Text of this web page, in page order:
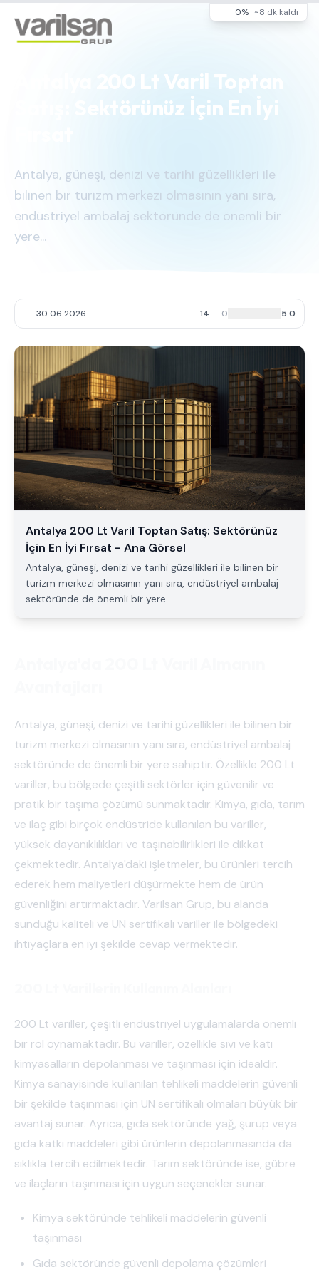
0% ~8 dk kaldı
Antalya 200 Lt Varil Toptan
Satış: Sektörünüz İçin En İyi
Antalya, güneşi, denizi ve tarihi güzellikleri ile
bilinen bir turizm merkezi olmasının yanı sıra,
endüstriyel ambalaj sektöründe de önemli bir
yere...
30.06.2026 14 0 5.0
Antalya 200 Lt Varil Toptan Satış: Sektörünüz
İçin En İyi Fırsat - Ana Görsel
Antalya, güneşi, denizi ve tarihi güzellikleri ile bilinen bir
turizm merkezi olmasının yanı sıra, endüstriyel ambalaj
sektöründe de önemli bir yere...
Antalya, güneşi, denizi ve tarihi güzellikleri ile bilinen bir
turizm merkezi olmasının yanı sıra, endüstriyel ambalaj
sektöründe de önemli bir yere sahiptir. Özellikle 200 Lt
variller, bu bölgede çeşitli sektörler için güvenilir ve
pratik bir taşıma çözümü sunmaktadır. Kimya, gıda, tarım
ve ilaç gibi birçok endüstride kullanılan bu variller,
yüksek dayanıklılıkları ve taşınabilirlikleri ile dikkat
çekmektedir. Antalya'daki işletmeler, bu ürünleri tercih
ederek hem maliyetleri düşürmekte hem de ürün
güvenliğini artırmaktadır. Varilsan Grup, bu alanda
sunduğu kaliteli ve UN sertifikalı variller ile bölgedeki
ihtiyaçlara en iyi şekilde cevap vermektedir.
200 Lt variller, çeşitli endüstriyel uygulamalarda önemli
bir rol oynamaktadır. Bu variller, özellikle sıvı ve katı
kimyasalların depolanması ve taşınması için idealdir.
Kimya sanayisinde kullanılan tehlikeli maddelerin güvenli
bir şekilde taşınması için UN sertifikalı olmaları büyük bir
avantaj sunar. Ayrıca, gıda sektöründe yağ, şurup veya
gıda katkı maddeleri gibi ürünlerin depolanmasında da
sıklıkla tercih edilmektedir. Tarım sektöründe ise, gübre
ve ilaçların taşınması için uygun seçenekler sunar.
Kimya sektöründe tehlikeli maddelerin güvenli
taşınması
Gıda sektöründe güvenli depolama çözümleri